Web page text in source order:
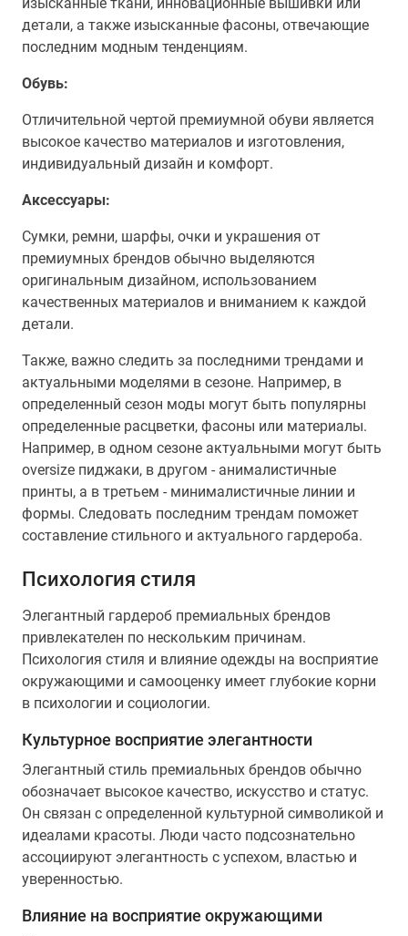
детали, а также изысканные фасоны, отвечающие
последним модным тенденциям.
Обувь:
Отличительной чертой премиумной обуви является
высокое качество материалов и изготовления,
индивидуальный дизайн и комфорт.
Аксессуары:
Сумки, ремни, шарфы, очки и украшения от
премиумных брендов обычно выделяются
оригинальным дизайном, использованием
качественных материалов и вниманием к каждой
детали.
Также, важно следить за последними трендами и
актуальными моделями в сезоне. Например, в
определенный сезон моды могут быть популярны
определенные расцветки, фасоны или материалы.
Например, в одном сезоне актуальными могут быть
oversize пиджаки, в другом - анималистичные
принты, а в третьем - минималистичные линии и
формы. Следовать последним трендам поможет
составление стильного и актуального гардероба.
Психология стиля
Элегантный гардероб премиальных брендов
привлекателен по нескольким причинам.
Психология стиля и влияние одежды на восприятие
окружающими и самооценку имеет глубокие корни
в психологии и социологии.
Культурное восприятие элегантности
Элегантный стиль премиальных брендов обычно
обозначает высокое качество, искусство и статус.
Он связан с определенной культурной символикой и
идеалами красоты. Люди часто подсознательно
ассоциируют элегантность с успехом, властью и
уверенностью.
Влияние на восприятие окружающими